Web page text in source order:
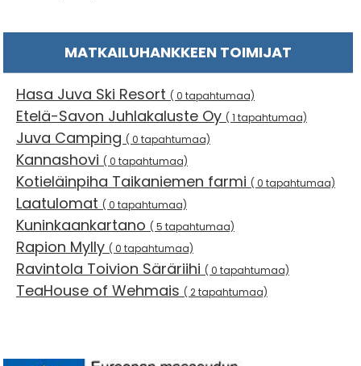
MATKAILUHANKKEEN TOIMIJAT
Hasa Juva Ski Resort ( 0 tapahtumaa)
Etelä-Savon Juhlakaluste Oy ( 1 tapahtumaa)
Juva Camping ( 0 tapahtumaa)
Kannashovi ( 0 tapahtumaa)
Kotieläinpiha Taikaniemen farmi ( 0 tapahtumaa)
Laatulomat ( 0 tapahtumaa)
Kuninkaankartano ( 5 tapahtumaa)
Rapion Mylly ( 0 tapahtumaa)
Ravintola Toivion Säräriihi ( 0 tapahtumaa)
TeaHouse of Wehmais ( 2 tapahtumaa)